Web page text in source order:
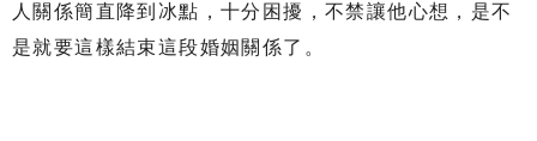
人關係簡直降到冰點，十分困擾，不禁讓他心想，是不
是就要這樣結束這段婚姻關係了。